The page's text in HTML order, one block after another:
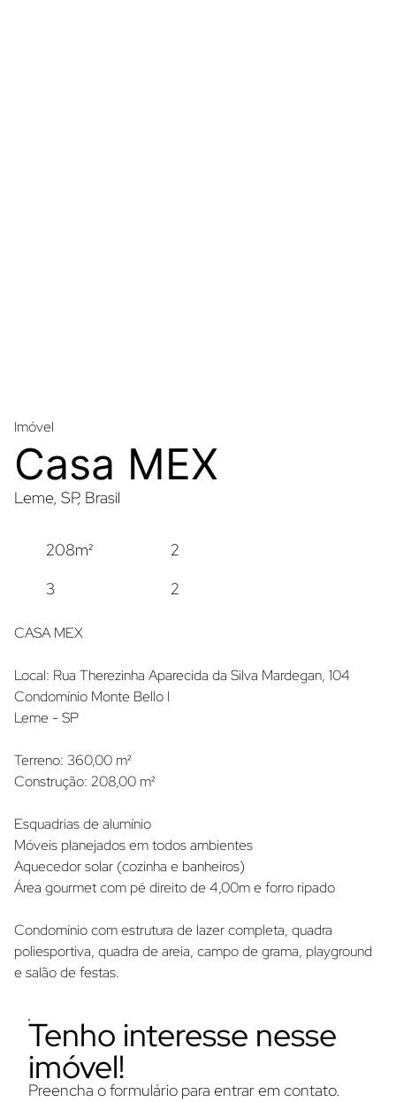
Imóvel
Casa MEX
Leme, SP, Brasil
208m²
2
3
2
CASA MEX
Local: Rua Therezinha Aparecida da Silva Mardegan, 104
Condomínio Monte Bello I
Leme - SP
Terreno: 360,00 m²
Construção: 208,00 m²
Esquadrias de alumínio
Móveis planejados em todos ambientes
Aquecedor solar (cozinha e banheiros)
Área gourmet com pé direito de 4,00m e forro ripado
Condomínio com estrutura de lazer completa, quadra
poliesportiva, quadra de areia, campo de grama, playground
e salão de festas.
Tenho interesse nesse
imóvel!
Preencha o formulário para entrar em contato.